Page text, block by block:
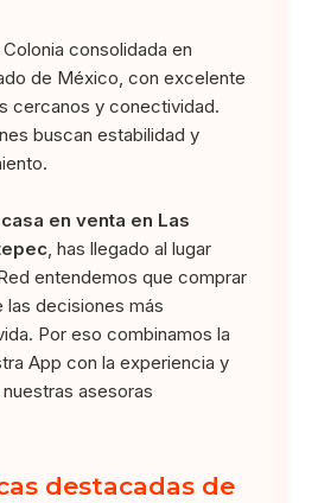
consolidada en
de México, con excelente
cercanos y conectividad.
buscan estabilidad y
casa en venta en Las
, has llegado al lugar
entendemos que comprar
las decisiones más
Por eso combinamos la
App con la experiencia y
asesoras
destacadas de